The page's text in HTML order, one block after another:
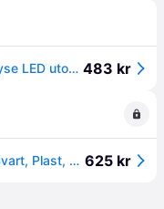
Paulmann 94249 Solcellsbelysning Ryse LED utomhuslampa inkl. 1x1,2 W antracit plast 3000 K varmvit 483 kr
Utomhusbelysning Paulmann, Ryse, Svart, Plast, Modern 625 kr